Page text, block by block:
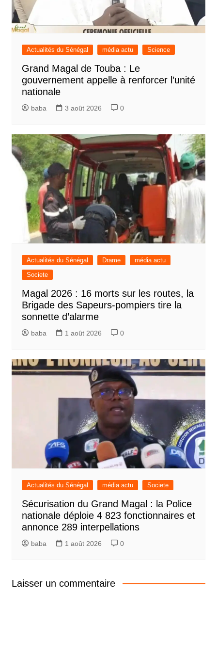
Actualités du Sénégal média actu Science
Grand Magal de Touba : Le
gouvernement appelle à renforcer l’unité
nationale
baba 3 août 2026 0
Actualités du Sénégal Drame
média actu
Societe
Magal 2026 : 16 morts sur les routes, la
Brigade des Sapeurs-pompiers tire la
sonnette d’alarme
baba 1 août 2026 0
Actualités du Sénégal média actu Societe
Sécurisation du Grand Magal : la Police
nationale déploie 4 823 fonctionnaires et
annonce 289 interpellations
baba 1 août 2026 0
Laisser un commentaire